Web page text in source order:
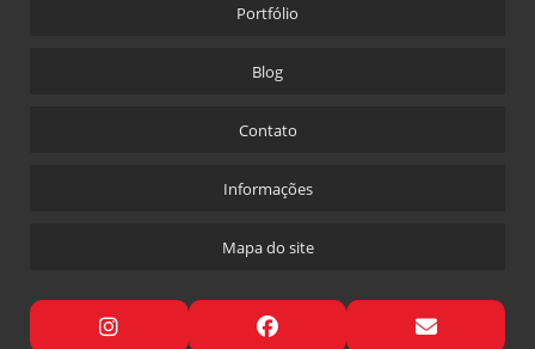
Portfólio
Blog
Contato
Informações
Mapa do site